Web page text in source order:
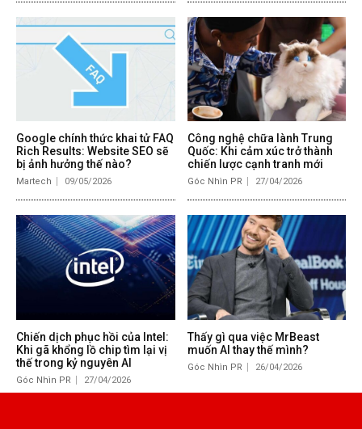
Google chính thức khai tử FAQ
Rich Results: Website SEO sẽ
bị ảnh hưởng thế nào?
Martech 09/05/2026
Công nghệ chữa lành Trung
Quốc: Khi cảm xúc trở thành
chiến lược cạnh tranh mới
Góc Nhìn PR 27/04/2026
Chiến dịch phục hồi của Intel:
Khi gã khổng lồ chip tìm lại vị
thế trong kỷ nguyên AI
Góc Nhìn PR 27/04/2026
Thấy gì qua việc MrBeast
muốn AI thay thế mình?
Góc Nhìn PR 26/04/2026